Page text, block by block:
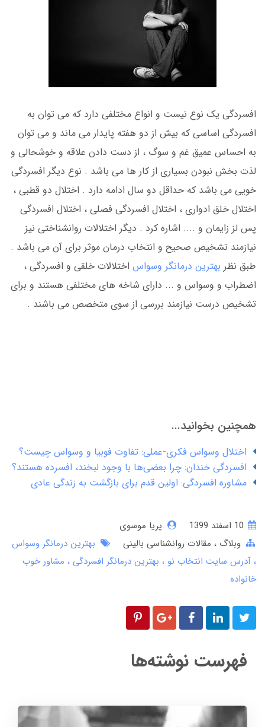
افسردگی یک نوع نیست و انواع مختلفی دارد که می توان به
افسردگی اساسی که بیش از دو هفته پایدار می ماند و می توان
به احساس عمیق غم و سوگ ، از دست دادن علاقه و خوشحالی و
لذت بخش نبودن بسیاری از کار ها می باشد . نوع دیگر افسردگی
خویی می باشد که حداقل دو سال ادامه دارد . اختلال دو قطبی ،
اختلال خلق ادواری ، اختلال افسردگی فصلی ، اختلال افسردگی
پس لز زایمان و .... اشاره کرد . دیگر اختلالات روانشناختی نیز
نیازمند تشخیص صحیح و انتخاب درمان موثر برای آن می باشد .
طبق نظر بهترین درمانگر وسواس اختلالات خلقی و افسردگی ،
اضطراب و وسواس و ... دارای شاخه های مختلفی هستند و برای
تشخیص درست نیازمند بررسی از سوی متخصص می باشند .
همچنین بخوانید...
اختلال وسواس فکری-عملی: تفاوت فوبیا و وسواس چیست؟
افسردگی خندان: چرا بعضی‌ها با وجود لبخند، افسرده هستند؟
مشاوره افسردگی: اولین قدم برای بازگشت به زندگی عادی
پریا موسوی
وبلاگ مقالات روانشناسی بالینی
بهترین درمانگر وسواس
آدرس سایت انتخاب نو
بهترین درمانگر افسردگی
مشاور خوب
خانواده
فهرست نوشته‌ها